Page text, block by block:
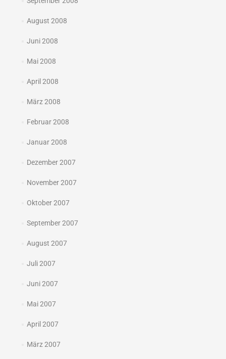
August 2008
Juni 2008
Mai 2008
April 2008
März 2008
Februar 2008
Januar 2008
Dezember 2007
November 2007
Oktober 2007
September 2007
August 2007
Juli 2007
Juni 2007
Mai 2007
April 2007
März 2007